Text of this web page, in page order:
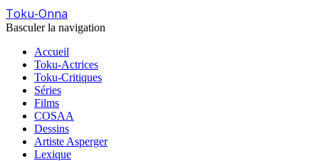
Toku-Onna
Basculer la navigation
Accueil
Toku-Actrices
Toku-Critiques
Séries
Films
COSAA
Dessins
Artiste Asperger
Lexique